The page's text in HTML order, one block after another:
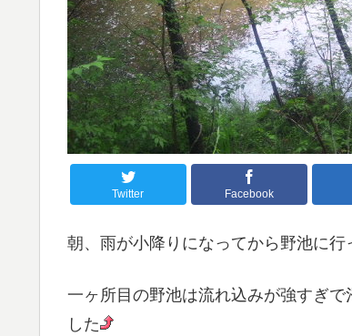
Twitter Facebook
朝、雨が小降りになってから野池に行
一ヶ所目の野池は流れ込みが強すぎ
した